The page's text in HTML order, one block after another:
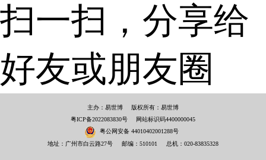
扫一扫，分享给
好友或朋友圈
主办：易世博
版权所有：易世博
粤ICP备2022083830号
网站标识码4400000045
粤公网安备 44010402001288号
地址：广州市白云路27号
邮编：510101 总机：020-83835328